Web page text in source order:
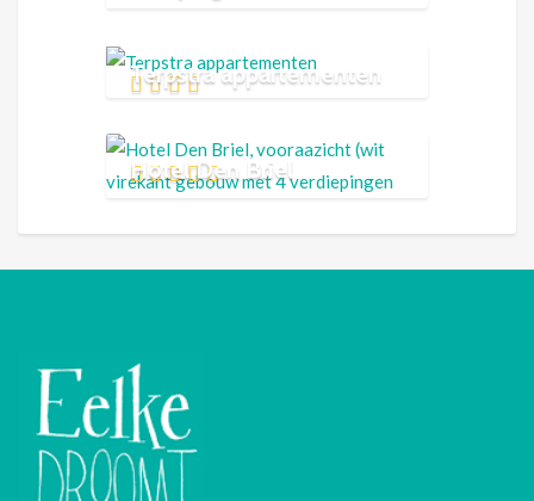
Terpstra appartementen
Hotel Den Briel